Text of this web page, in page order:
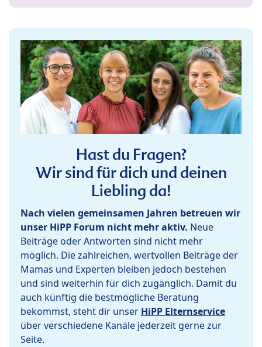
Hast du Fragen?
Wir sind für dich und deinen
Liebling da!
Nach vielen gemeinsamen Jahren betreuen wir
unser HiPP Forum nicht mehr aktiv. Neue
Beiträge oder Antworten sind nicht mehr
möglich. Die zahlreichen, wertvollen Beiträge der
Mamas und Experten bleiben jedoch bestehen
und sind weiterhin für dich zugänglich. Damit du
auch künftig die bestmögliche Beratung
bekommst, steht dir unser HiPP Elternservice
über verschiedene Kanäle jederzeit gerne zur
Seite.